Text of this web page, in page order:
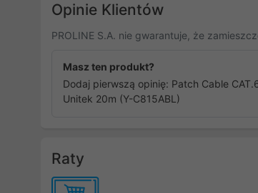
Opinie Klientów
PROLINE S.A. nie gwarantuje, że
Masz ten produkt?
Dodaj pierwszą opinię: Patch Cable
Unitek 20m (Y-C815ABL)
Raty